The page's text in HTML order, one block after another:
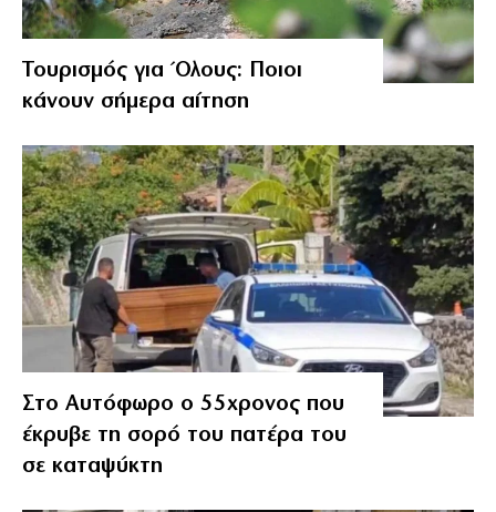
Τουρισμός για Όλους: Ποιοι
κάνουν σήμερα αίτηση
Στο Αυτόφωρο ο 55χρονος που
έκρυβε τη σορό του πατέρα του
σε καταψύκτη